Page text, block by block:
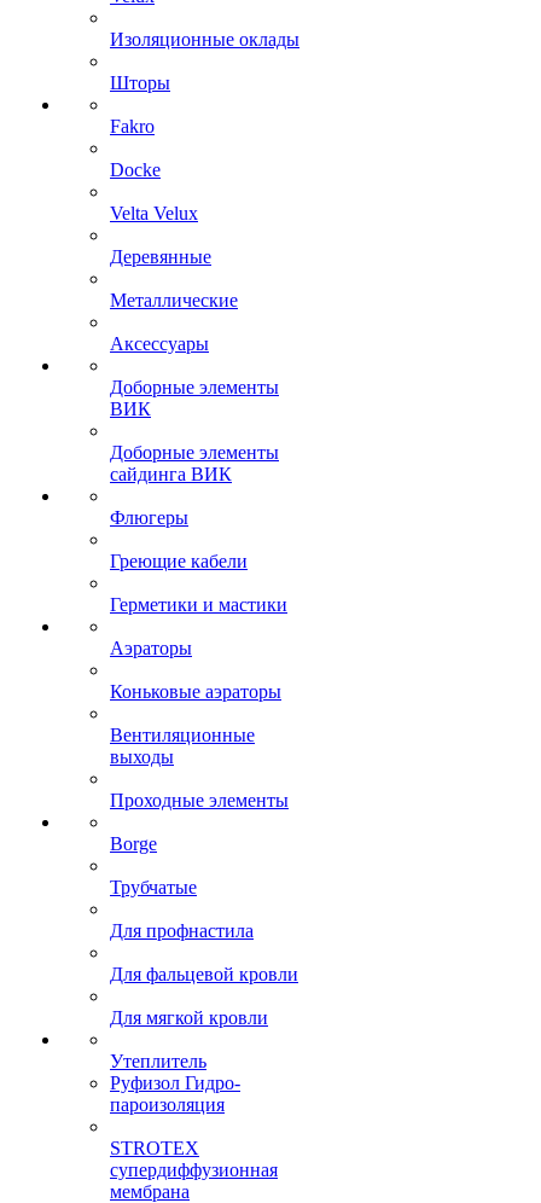
Изоляционные оклады
Шторы
Fakro
Docke
Velta Velux
Деревянные
Металлические
Аксессуары
Доборные элементы
ВИК
Доборные элементы
сайдинга ВИК
Флюгеры
Греющие кабели
Герметики и мастики
Аэраторы
Коньковые аэраторы
Вентиляционные
выходы
Проходные элементы
Borge
Трубчатые
Для профнастила
Для фальцевой кровли
Для мягкой кровли
Утеплитель
Руфизол Гидро-
пароизоляция
STROTEX
супердиффузионная
мембрана